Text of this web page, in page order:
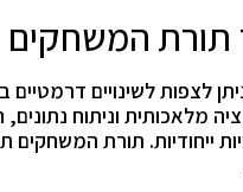
תורת המשחקים
לצפות לשינויים
מלאכותית וניתוח
ייחודיות. תורת